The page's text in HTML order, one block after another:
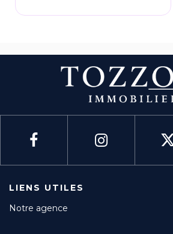
LIENS UTILES
Notre agence